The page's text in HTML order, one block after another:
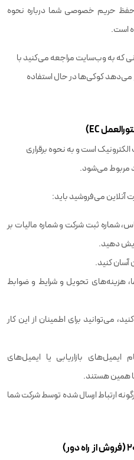
حریم خصوصی شما درباره نحوه
است.
اینجاست که از سال ۲۰۱۲ زمانی که به وب‌سایت مراجعه می‌کنید با
می‌دهد کوکی‌ها در حال استفاده
است و به نحوه برقراری
مربوط می‌شود.
آنلاین می‌فروشید باید:
شماره ثبت شرکت و شماره مالیات بر
دهید.
آسان کنید.
هزینه‌های تحویل و شرایط و ضوابط
می‌توانید برای اطمینان از این کار
بازاریابی یا ایمیل‌های
همین هستند.
ارتباط ارسال شده توسط شرکت شما